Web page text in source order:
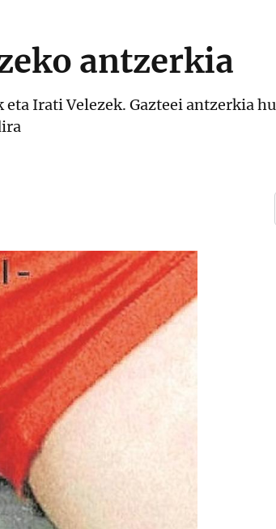
antzerkia
Irati Velezek. Gazteei antzerkia